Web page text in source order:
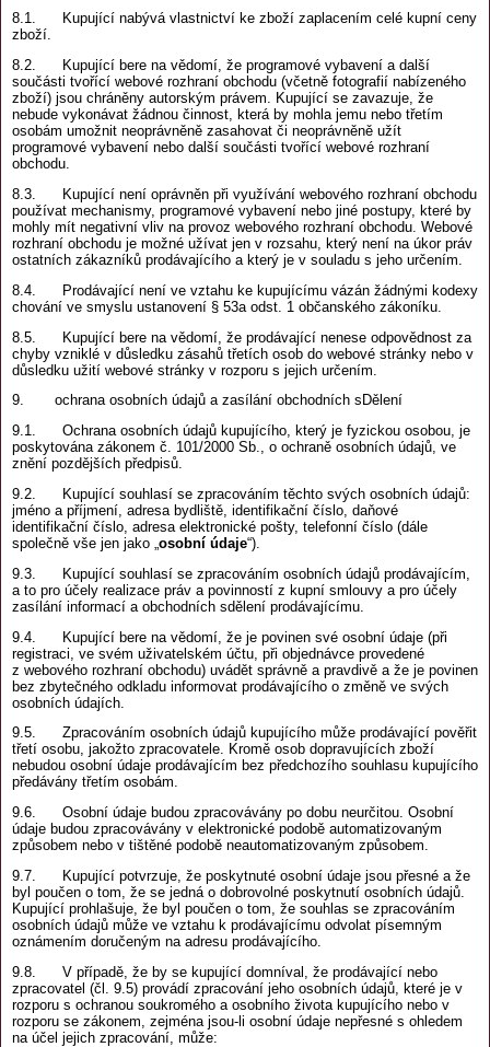
8.1. Kupující nabývá vlastnictví ke zboží zaplacením celé kupní ceny
zboží.
8.2. Kupující bere na vědomí, že programové vybavení a další
součásti tvořící webové rozhraní obchodu (včetně fotografií nabízeného
zboží) jsou chráněny autorským právem. Kupující se zavazuje, že
nebude vykonávat žádnou činnost, která by mohla jemu nebo třetím
osobám umožnit neoprávněně zasahovat či neoprávněně užít
programové vybavení nebo další součásti tvořící webové rozhraní
obchodu.
8.3. Kupující není oprávněn při využívání webového rozhraní obchodu
používat mechanismy, programové vybavení nebo jiné postupy, které by
mohly mít negativní vliv na provoz webového rozhraní obchodu. Webové
rozhraní obchodu je možné užívat jen v rozsahu, který není na úkor práv
ostatních zákazníků prodávajícího a který je v souladu s jeho určením.
8.4. Prodávající není ve vztahu ke kupujícímu vázán žádnými kodexy
chování ve smyslu ustanovení § 53a odst. 1 občanského zákoníku.
8.5. Kupující bere na vědomí, že prodávající nenese odpovědnost za
chyby vzniklé v důsledku zásahů třetích osob do webové stránky nebo v
důsledku užití webové stránky v rozporu s jejich určením.
9. ochrana osobních údajů a zasílání obchodních sDělení
9.1. Ochrana osobních údajů kupujícího, který je fyzickou osobou, je
poskytována zákonem č. 101/2000 Sb., o ochraně osobních údajů, ve
znění pozdějších předpisů.
9.2. Kupující souhlasí se zpracováním těchto svých osobních údajů:
jméno a příjmení, adresa bydliště, identifikační číslo, daňové
identifikační číslo, adresa elektronické pošty, telefonní číslo (dále
společně vše jen jako „ osobní údaje“).
9.3. Kupující souhlasí se zpracováním osobních údajů prodávajícím,
a to pro účely realizace práv a povinností z kupní smlouvy a pro účely
zasílání informací a obchodních sdělení prodávajícímu.
9.4. Kupující bere na vědomí, že je povinen své osobní údaje (při
registraci, ve svém uživatelském účtu, při objednávce provedené
z webového rozhraní obchodu) uvádět správně a pravdivě a že je povinen
bez zbytečného odkladu informovat prodávajícího o změně ve svých
osobních údajích.
9.5. Zpracováním osobních údajů kupujícího může prodávající pověřit
třetí osobu, jakožto zpracovatele. Kromě osob dopravujících zboží
nebudou osobní údaje prodávajícím bez předchozího souhlasu kupujícího
předávány třetím osobám.
9.6. Osobní údaje budou zpracovávány po dobu neurčitou. Osobní
údaje budou zpracovávány v elektronické podobě automatizovaným
způsobem nebo v tištěné podobě neautomatizovaným způsobem.
9.7. Kupující potvrzuje, že poskytnuté osobní údaje jsou přesné a že
byl poučen o tom, že se jedná o dobrovolné poskytnutí osobních údajů.
Kupující prohlašuje, že byl poučen o tom, že souhlas se zpracováním
osobních údajů může ve vztahu k prodávajícímu odvolat písemným
oznámením doručeným na adresu prodávajícího.
9.8. V případě, že by se kupující domníval, že prodávající nebo
zpracovatel (čl. 9.5) provádí zpracování jeho osobních údajů, které je v
rozporu s ochranou soukromého a osobního života kupujícího nebo v
rozporu se zákonem, zejména jsou-li osobní údaje nepřesné s ohledem
na účel jejich zpracování, může: